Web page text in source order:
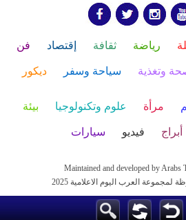
رياضة ثقافة إقتصاد فن
وتغذية سياحة وسفر ديكور
مرأة علوم وتكنولوجيا بيئة
أبراج فيديو سيارات
Maintained and developed by Arabs